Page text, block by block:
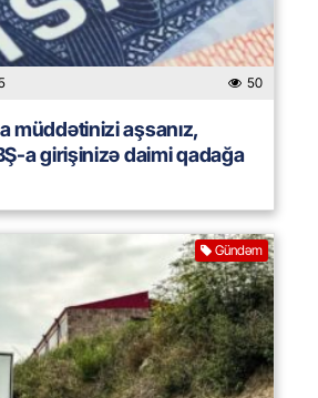
50
müddətinizi aşsanız,
a girişinizə daimi qadağa
Gündəm